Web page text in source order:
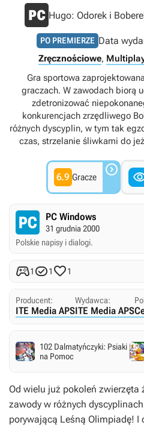
Hugo: Odorek i
PO PREMIERZE Data
Zręcznościowe,
Gra sportowa
graczach. W zawodach biorą
zdetronizować
konkurencjach zrzędliwego
różnych dyscyplin, w tym tak
czas, strzelanie śliwkami do
6.9 Gracze 
PC Windows
31 grudnia 2000
Polskie napisy i dialogi.
1 1 1
Producent:
ITE Media APS
Wydawca:
ITE Media APS
102 Dalmatyńczyki: Psiaki
na Pomoc
Od wielu już pokoleń zwierzęta
zawody w różnych
porywającą Leśną Olimpiadę! I